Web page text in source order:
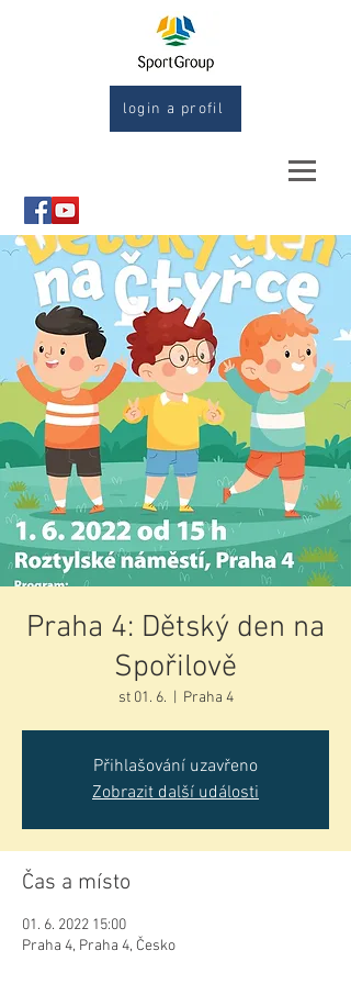
login a profil
Praha 4: Dětský den na
Spořilově
st 01. 6. Praha 4
Přihlašování uzavřeno
Zobrazit další události
Čas a místo
01. 6. 2022 15:00
Praha 4, Praha 4, Česko